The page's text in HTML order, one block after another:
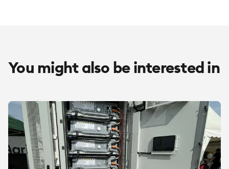
You might also be interested in